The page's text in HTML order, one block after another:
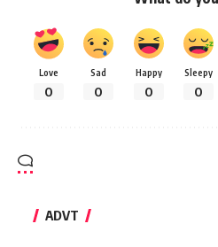
Love
0
Sad
0
Happy
0
Sleepy
0
ADVT